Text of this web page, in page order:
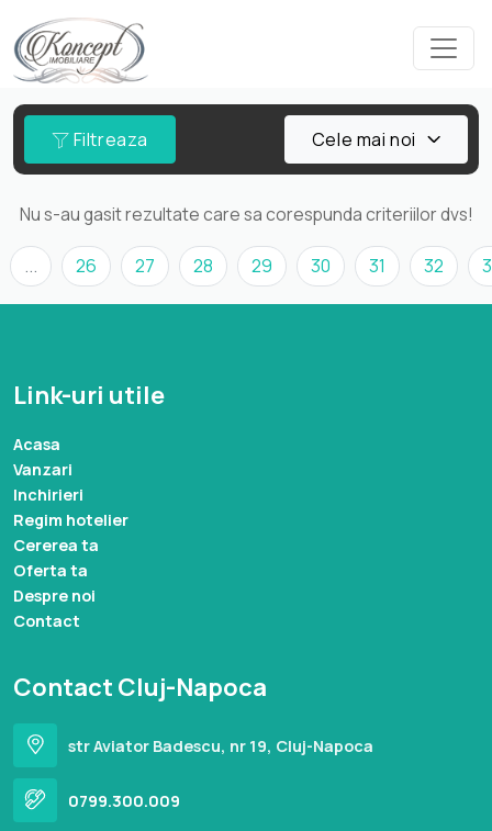
Filtreaza Cele mai noi
Nu s-au gasit rezultate care sa corespunda criteriilor dvs!
... 26 27 28 29 30 31 32
Link-uri utile
Acasa
Vanzari
Inchirieri
Regim hotelier
Cererea ta
Oferta ta
Despre noi
Contact
Contact Cluj-Napoca
str Aviator Badescu, nr 19, Cluj-Napoca
0799.300.009